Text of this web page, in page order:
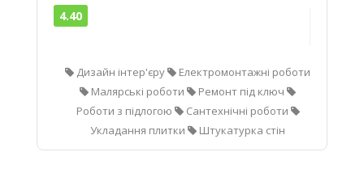
4.40
Дизайн інтер'єру
Електромонтажні роботи
Малярські роботи
Ремонт під ключ
Роботи з підлогою
Сантехнічні роботи
Укладання плитки
Штукатурка стін